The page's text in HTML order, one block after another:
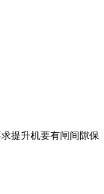
提升机要有闸间隙保